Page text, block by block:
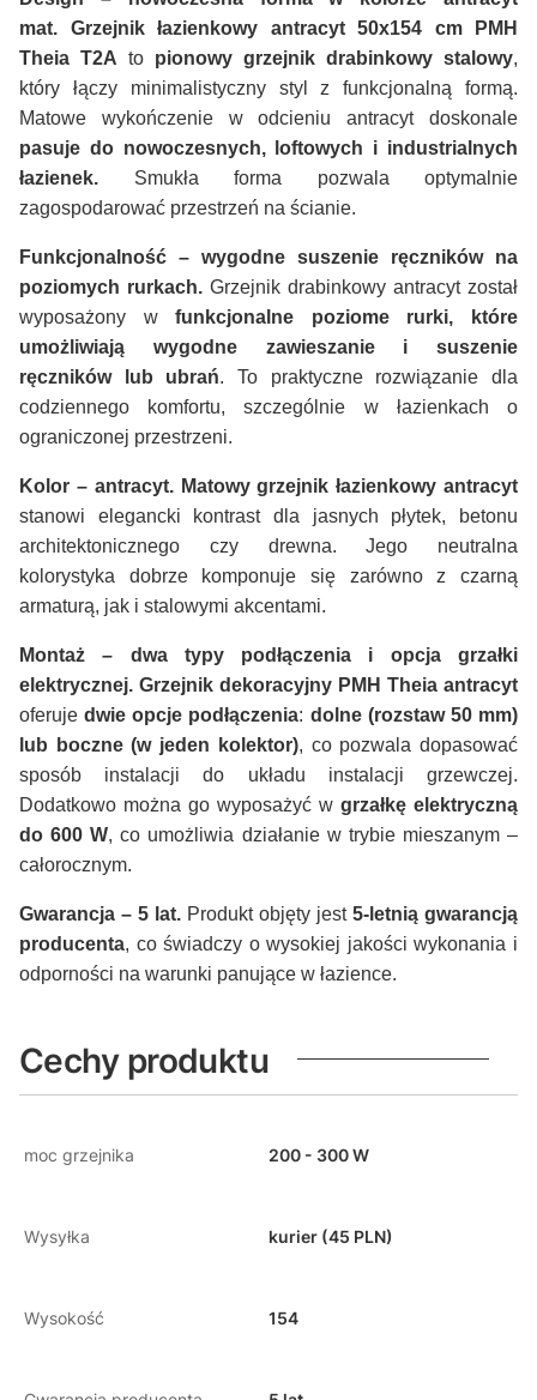
mat. Grzejnik łazienkowy antracyt 50x154 cm PMH
Theia T2A to pionowy grzejnik drabinkowy stalowy,
który łączy minimalistyczny styl z funkcjonalną formą.
Matowe wykończenie w odcieniu antracyt doskonale
pasuje do nowoczesnych, loftowych i industrialnych
łazienek. Smukła forma pozwala optymalnie
zagospodarować przestrzeń na ścianie.
Funkcjonalność – wygodne suszenie ręczników na
poziomych rurkach. Grzejnik drabinkowy antracyt został
wyposażony wfunkcjonalne poziome rurki, które
umożliwiają wygodne zawieszanie i suszenie
ręczników lub ubrań. To praktyczne rozwiązanie dla
codziennego komfortu, szczególnie w łazienkach o
ograniczonej przestrzeni.
Kolor – antracyt. Matowy grzejnik łazienkowy antracyt
stanowi elegancki kontrast dla jasnych płytek, betonu
architektonicznego czy drewna. Jego neutralna
kolorystyka dobrze komponuje się zarówno z czarną
armaturą, jak i stalowymi akcentami.
Montaż – dwa typy podłączenia i opcja grzałki
elektrycznej. Grzejnik dekoracyjny PMH Theia antracyt
oferujedwie opcje podłączenia: dolne (rozstaw 50 mm)
lub
boczne (w jeden kolektor), co pozwala dopasować
sposób instalacji do układu instalacji grzewczej.
Dodatkowo można go wyposażyć w grzałkę elektryczną
do 600 W, co umożliwia działanie w trybie mieszanym –
całorocznym.
Gwarancja – 5 lat. Produkt objęty jest 5-letnią gwarancją
producenta, co świadczy o wysokiej jakości wykonania i
odporności na warunki panujące w łazience.
Cechy produktu
moc grzejnika 200 - 300 W
Wysyłka kurier (45 PLN)
Wysokość 154